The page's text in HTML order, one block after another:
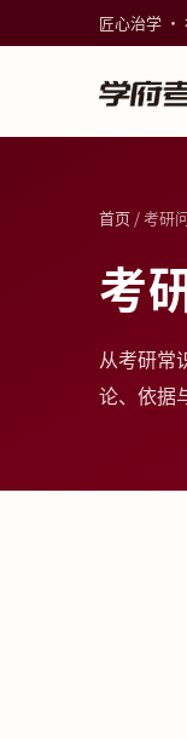
匠心治学 ·
首页 / 考研
考
从考研常
论、依据